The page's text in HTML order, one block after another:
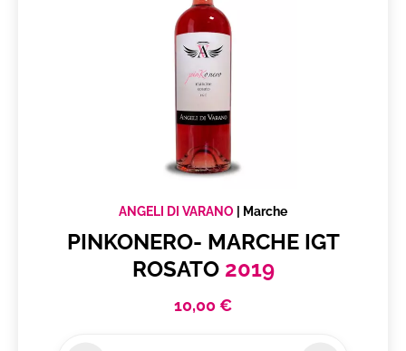
ANGELI DI VARANO Marche
PINKONERO- MARCHE IGT
ROSATO 2019
10,00 €